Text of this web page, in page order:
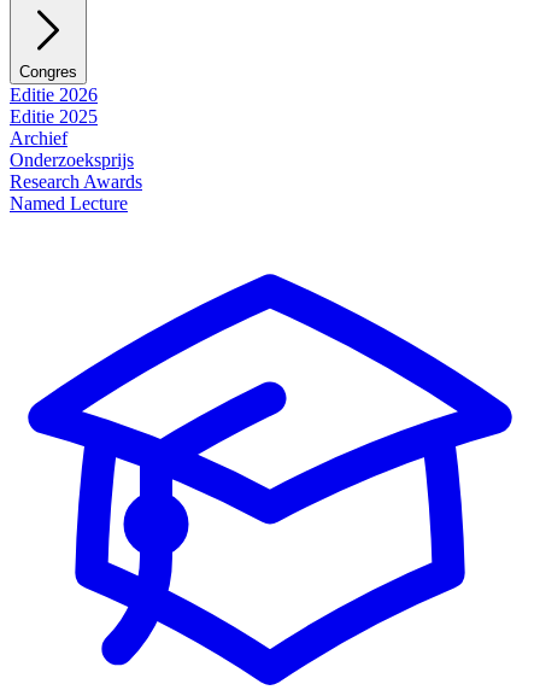
Congres
Editie 2026
Editie 2025
Archief
Onderzoeksprijs
Research Awards
Named Lecture